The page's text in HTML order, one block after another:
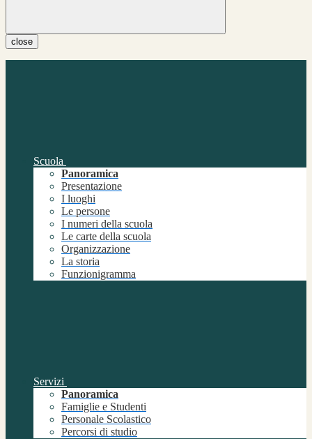
close
Scuola
Panoramica
Presentazione
I luoghi
Le persone
I numeri della scuola
Le carte della scuola
Organizzazione
La storia
Funzionigramma
Servizi
Panoramica
Famiglie e Studenti
Personale Scolastico
Percorsi di studio